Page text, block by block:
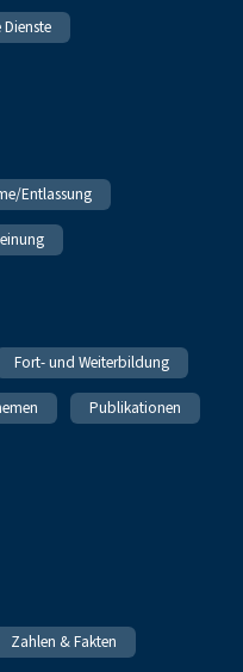
Entlassung
Fort- und Weiterbildung
Publikationen
Zahlen & Fakten